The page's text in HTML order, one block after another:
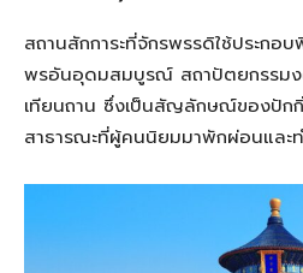
สถานสักการะที่จักรพรรดิใช้ประกอ
พรอันอุดมสมบูรณ์ สถาปัตยกรรมง
เทียนถาน ซึ่งเป็นสัญลักษณ์ของปัก
สาธารณะที่ผู้คนนิยมมาพักผ่อนและ